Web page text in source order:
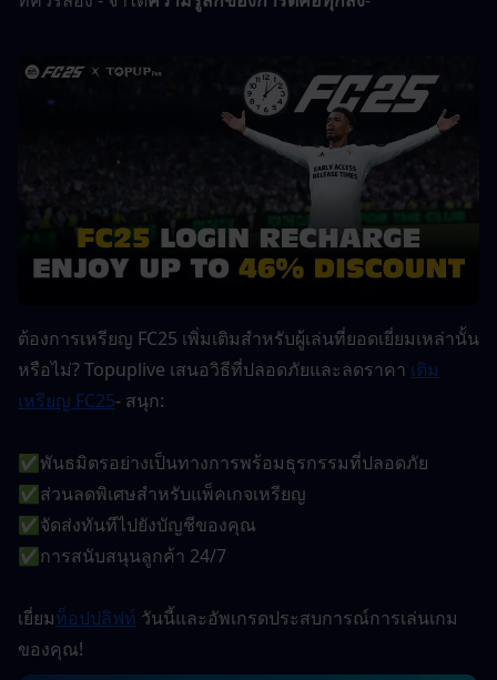
ต้องการเหรียญ FC25 เพิ่มเติมสำหรับผู้เล่นที่ยอดเยี่ยมเหล่านั้น
หรือไม่? Topuplive เสนอวิธีที่ปลอดภัยและลดราคา เติม
เหรียญ FC25- สนุก:
✅พันธมิตรอย่างเป็นทางการพร้อมธุรกรรมที่ปลอดภัย
✅ส่วนลดพิเศษสำหรับแพ็คเกจเหรียญ
✅จัดส่งทันทีไปยังบัญชีของคุณ
✅การสนับสนุนลูกค้า 24/7
เยี่ยมท็อปปลิฟท์ วันนี้และอัพเกรดประสบการณ์การเล่นเกม
ของคุณ!